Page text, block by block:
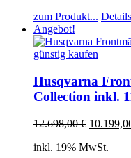
zum Produkt... Details
Angebot!
Husqvarna
Collection inkl.
12.698,00€
inkl. 19% MwSt.